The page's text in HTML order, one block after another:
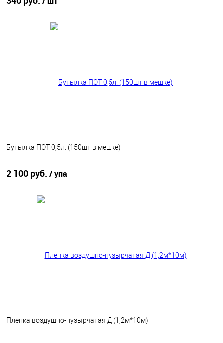
Бутылка ПЭТ 0,5л. (150шт в мешке)
2 100 руб. / упа
Пленка воздушно-пузырчатая Д (1,2м*10м)